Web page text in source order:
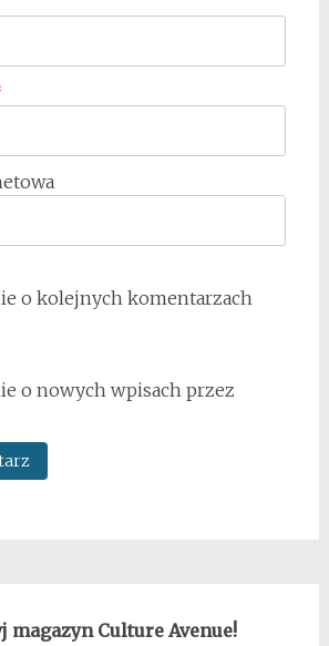
o kolejnych komentarzach
o nowych wpisach przez
magazyn Culture Avenue!